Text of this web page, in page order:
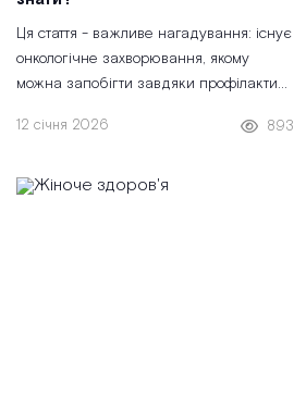
Ця стаття - важливе нагадування: існує
онкологічне захворювання, якому
можна запобігти завдяки профілактиці
матки (РШМ) залишається одним із
12 січня 2026 893